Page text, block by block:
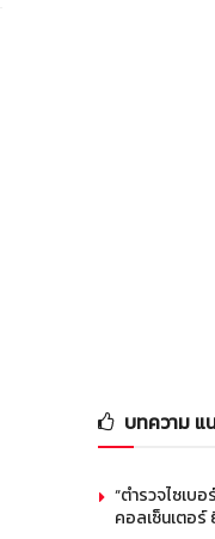
บทความ แ
“ตำรวจไซเบ
คอลเซ็นเตอ